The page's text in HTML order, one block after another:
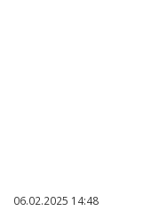
06.02.2025 14:48